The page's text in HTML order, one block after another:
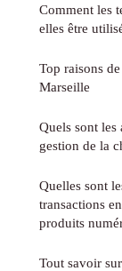
Comment les
elles être
Top raisons
Marseille
Quels sont
gestion de la
Quelles sont
transactions
produits
Tout savoir